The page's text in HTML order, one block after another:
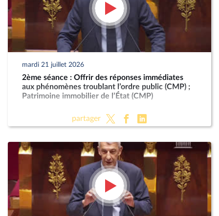
mardi 21 juillet 2026
2ème séance : Offrir des réponses immédiates
aux phénomènes troublant l’ordre public (CMP) ;
Patrimoine immobilier de l’État (CMP)
partager